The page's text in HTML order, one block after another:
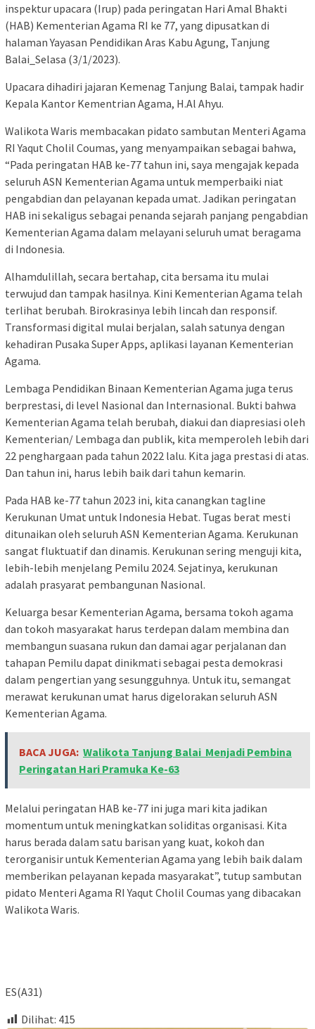
inspektur upacara (Irup) pada peringatan Hari Amal Bhakti
(HAB) Kementerian Agama RI ke 77, yang dipusatkan di
halaman Yayasan Pendidikan Aras Kabu Agung, Tanjung
Balai_Selasa (3/1/2023).
Upacara dihadiri jajaran Kemenag Tanjung Balai, tampak hadir
Kepala Kantor Kementrian Agama, H.Al Ahyu.
Walikota Waris membacakan pidato sambutan Menteri Agama
RI Yaqut Cholil Coumas, yang menyampaikan sebagai bahwa,
“Pada peringatan HAB ke-77 tahun ini, saya mengajak kepada
seluruh ASN Kementerian Agama untuk memperbaiki niat
pengabdian dan pelayanan kepada umat. Jadikan peringatan
HAB ini sekaligus sebagai penanda sejarah panjang pengabdian
Kementerian Agama dalam melayani seluruh umat beragama
di Indonesia.
Alhamdulillah, secara bertahap, cita bersama itu mulai
terwujud dan tampak hasilnya. Kini Kementerian Agama telah
terlihat berubah. Birokrasinya lebih lincah dan responsif.
Transformasi digital mulai berjalan, salah satunya dengan
kehadiran Pusaka Super Apps, aplikasi layanan Kementerian
Agama.
Lembaga Pendidikan Binaan Kementerian Agama juga terus
berprestasi, di level Nasional dan Internasional. Bukti bahwa
Kementerian Agama telah berubah, diakui dan diapresiasi oleh
Kementerian/ Lembaga dan publik, kita memperoleh lebih dari
22 penghargaan pada tahun 2022 lalu. Kita jaga prestasi di atas.
Dan tahun ini, harus lebih baik dari tahun kemarin.
Pada HAB ke-77 tahun 2023 ini, kita canangkan tagline
Kerukunan Umat untuk Indonesia Hebat. Tugas berat mesti
ditunaikan oleh seluruh ASN Kementerian Agama. Kerukunan
sangat fluktuatif dan dinamis. Kerukunan sering menguji kita,
lebih-lebih menjelang Pemilu 2024. Sejatinya, kerukunan
adalah prasyarat pembangunan Nasional.
Keluarga besar Kementerian Agama, bersama tokoh agama
dan tokoh masyarakat harus terdepan dalam membina dan
membangun suasana rukun dan damai agar perjalanan dan
tahapan Pemilu dapat dinikmati sebagai pesta demokrasi
dalam pengertian yang sesungguhnya. Untuk itu, semangat
merawat kerukunan umat harus digelorakan seluruh ASN
Kementerian Agama.
BACA JUGA: Walikota Tanjung Balai Menjadi Pembina
Peringatan Hari Pramuka Ke-63
Melalui peringatan HAB ke-77 ini juga mari kita jadikan
momentum untuk meningkatkan soliditas organisasi. Kita
harus berada dalam satu barisan yang kuat, kokoh dan
terorganisir untuk Kementerian Agama yang lebih baik dalam
memberikan pelayanan kepada masyarakat”, tutup sambutan
pidato Menteri Agama RI Yaqut Cholil Coumas yang dibacakan
Walikota Waris.
ES(A31)
Dilihat: 415